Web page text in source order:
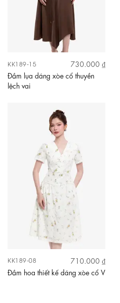
KK189-15
730.000 ₫
Đầm lụa dáng xòe cổ thuyền
lệch vai
KK189-08
710.000 ₫
Đầm hoa thiết kế dáng xòe cổ V